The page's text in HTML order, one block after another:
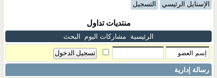
الإستايل الرئيسي التسجيل
منتديات تداول
الرئيسية مشاركات اليوم البحث
رسالة إدارية